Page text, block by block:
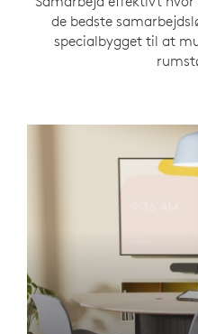
de bedste
specialbygget til at